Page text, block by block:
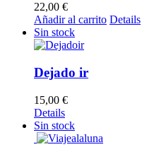
22,00 €
Añadir al carrito Details
Sin stock
Dejado ir
15,00 €
Details
Sin stock